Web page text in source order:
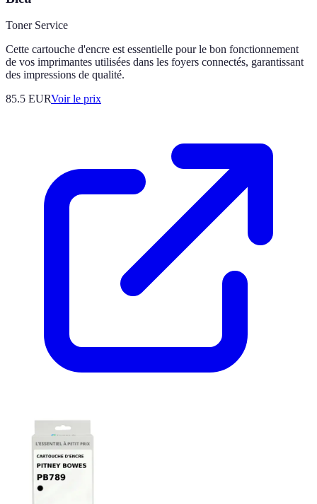
Toner Service
Cette cartouche d'encre est essentielle pour le bon fonctionnement
de vos imprimantes utilisées dans les foyers connectés, garantissant
des impressions de qualité.
85.5 EURVoir le prix